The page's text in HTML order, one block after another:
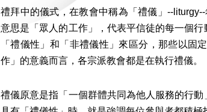
禮拜中的儀式，在教會中稱為「禮儀」--
意思是「眾人的工作」，代表平信徒的每一個
「禮儀性」和「非禮儀性」來區分，那些以固
作」的意義而言，各宗派教會都是在執行禮儀。
禮儀原意是指「一個群體共同為他人服務的行